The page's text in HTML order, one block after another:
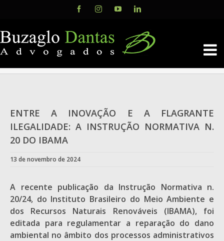
content
FacebookInstagramYouTubeLinkedIn
ENTRE A INOVAÇÃO E A FLAGRANTE
ILEGALIDADE: A INSTRUÇÃO NORMATIVA N.
20 DO IBAMA
13 de novembro de 2024
A recente publicação da Instrução Normativa n.
20/24, do Instituto Brasileiro do Meio Ambiente e
dos Recursos Naturais Renováveis (IBAMA), foi
editada para regulamentar a reparação do dano
ambiental no âmbito dos processos administrativos